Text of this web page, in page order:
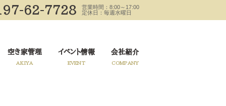
62-7728
営業時間：8:00～17:00
定休日：毎週水曜日
空き家管理
AKIYA
イベント情報
EVENT
会社紹介
COMPANY